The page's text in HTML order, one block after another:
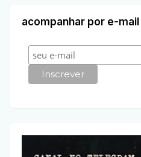
acompanhar por e-mail